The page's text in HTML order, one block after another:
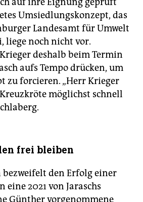
Umsiedlungskonzept, das
Landesamt für Umwelt
liege noch nicht vor.
deshalb beim Termin
aufs Tempo drücken, um
zu forcieren. „Herr Krieger
möglichst schnell
frei bleiben
bezweifelt den Erfolg einer
eine 2021 von Jaraschs
Günther vorgenommene